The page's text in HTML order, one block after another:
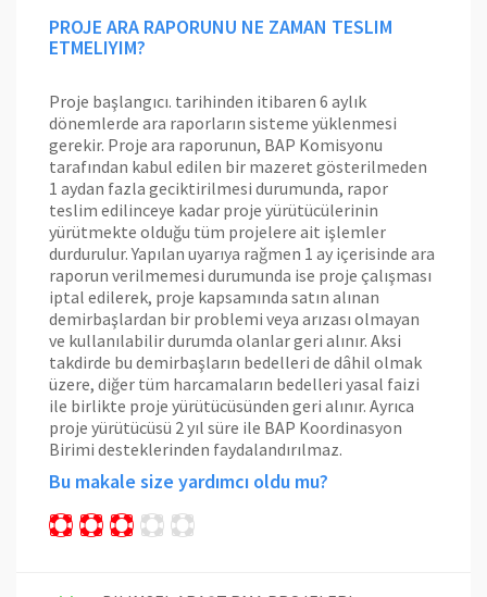
PROJE ARA RAPORUNU NE ZAMAN TESLIM
ETMELIYIM?
Proje başlangıcı. tarihinden itibaren 6 aylık
dönemlerde ara raporların sisteme yüklenmesi
gerekir. Proje ara raporunun, BAP Komisyonu
tarafından kabul edilen bir mazeret gösterilmeden
1 aydan fazla geciktirilmesi durumunda, rapor
teslim edilinceye kadar proje yürütücülerinin
yürütmekte olduğu tüm projelere ait işlemler
durdurulur. Yapılan uyarıya rağmen 1 ay içerisinde ara
raporun verilmemesi durumunda ise proje çalışması
iptal edilerek, proje kapsamında satın alınan
demirbaşlardan bir problemi veya arızası olmayan
ve kullanılabilir durumda olanlar geri alınır. Aksi
takdirde bu demirbaşların bedelleri de dâhil olmak
üzere, diğer tüm harcamaların bedelleri yasal faizi
ile birlikte proje yürütücüsünden geri alınır. Ayrıca
proje yürütücüsü 2 yıl süre ile BAP Koordinasyon
Birimi desteklerinden faydalandırılmaz.
Bu makale size yardımcı oldu mu?